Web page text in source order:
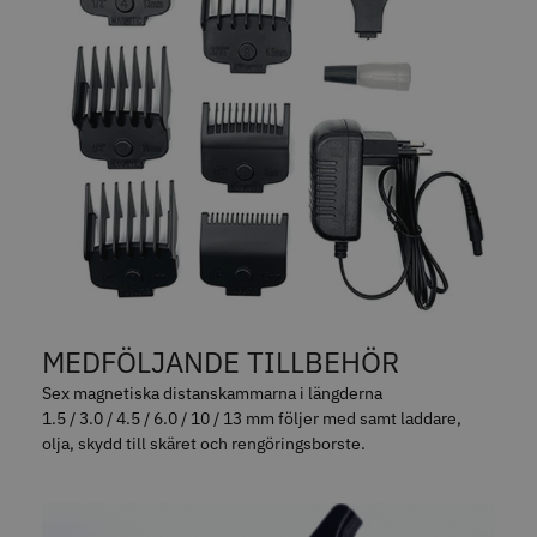
MEDFÖLJANDE TILLBEHÖR
Sex magnetiska distanskammarna i längderna
1.5 / 3.0 / 4.5 / 6.0 / 10 / 13 mm följer med samt laddare,
olja, skydd till skäret och rengöringsborste.
86.00 kr
Info Köp
1049.30 kr
Info
STORSÄLJARE
Jaguar Pre Style Relax Slice 6.0
659.00 kr
JRL - Onyx SF Pro Shaver
1249.00 kr